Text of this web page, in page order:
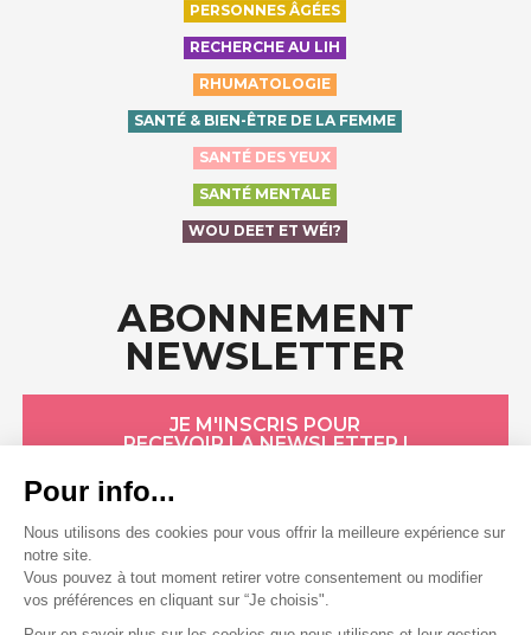
PERSONNES ÂGÉES
RECHERCHE AU LIH
RHUMATOLOGIE
SANTÉ & BIEN-ÊTRE DE LA FEMME
SANTÉ DES YEUX
SANTÉ MENTALE
WOU DEET ET WÉI?
ABONNEMENT
NEWSLETTER
JE M'INSCRIS POUR
RECEVOIR LA NEWSLETTER !
HÔPITAUX ROBERT SCHUMAN
Politique de cookies
Conditions générales